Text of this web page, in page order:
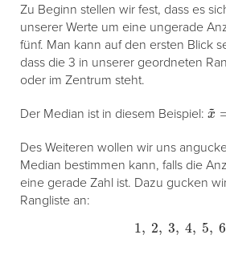
Zu Beginn stellen wir fest, dass es
unserer Werte um eine ungerade
fünf. Man kann auf den ersten Blick
dass die 3 in unserer geordneten
oder im Zentrum steht.
Der Median ist in diesem Beispiel: x
Des Weiteren wollen wir uns
Median bestimmen kann, falls die
eine gerade Zahl ist. Dazu gucken
Rangliste an:
2 3 4, 5, 6